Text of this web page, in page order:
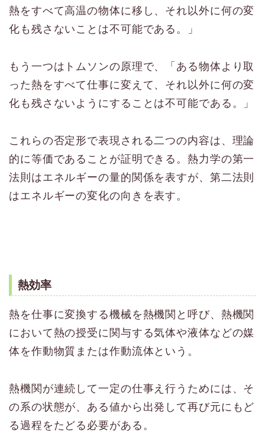
熱をすべて高温の物体に移し、それ以外に何の変
化も残さないことは不可能である。」
もう一つはトムソンの原理で、「ある物体より取
った熱をすべて仕事に変えて、それ以外に何の変
化も残さないようにすることは不可能である。」
これらの否定形で表現される二つの内容は、理論
的に等価であることが証明できる。熱力学の第一
法則はエネルギーの量的関係を表すが、第二法則
はエネルギーの変化の向きを表す。
熱効率
熱を仕事に変換する機械を熱機関と呼び、熱機関
において熱の授受に関与する気体や液体などの媒
体を作動物質または作動流体という。
熱機関が連続して一定の仕事え行うためには、そ
の系の状態が、ある値から出発して再び元にもど
る過程をたどる必要がある。